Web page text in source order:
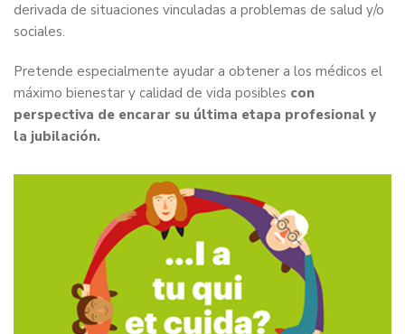
derivada de situaciones vinculadas a problemas de salud y/o
sociales.
Pretende especialmente ayudar a obtener a los médicos el
máximo bienestar y calidad de vida posibles con
perspectiva de encarar su última etapa profesional y
la jubilación.